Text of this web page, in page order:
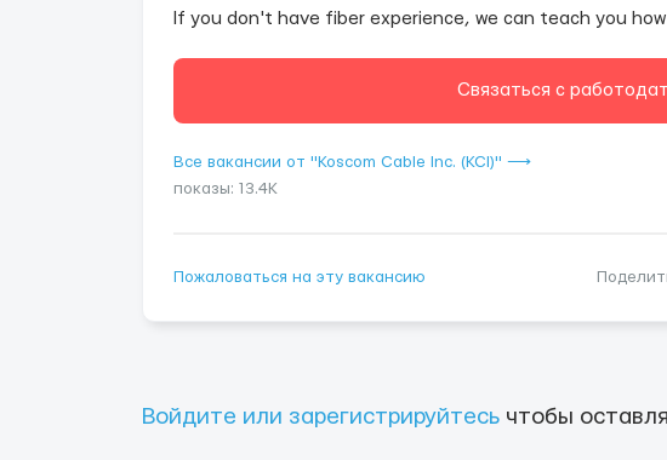
If you don't have fiber experience, we can teach you
Связаться с
Все вакансии от "Koscom Cable Inc. (KCI)" ⟶
показы: 13.4K
Пожаловаться на эту вакансию
Войдите или зарегистрируйтесь чтобы